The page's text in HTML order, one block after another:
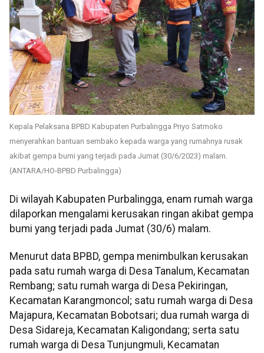
Kepala Pelaksana BPBD Kabupaten Purbalingga Priyo Satmoko
menyerahkan bantuan sembako kepada warga yang rumahnya rusak
akibat gempa bumi yang terjadi pada Jumat (30/6/2023) malam.
(ANTARA/HO-BPBD Purbalingga)
Di wilayah Kabupaten Purbalingga, enam rumah warga
dilaporkan mengalami kerusakan ringan akibat gempa
bumi yang terjadi pada Jumat (30/6) malam.
Menurut data BPBD, gempa menimbulkan kerusakan
pada satu rumah warga di Desa Tanalum, Kecamatan
Rembang; satu rumah warga di Desa Pekiringan,
Kecamatan Karangmoncol; satu rumah warga di Desa
Majapura, Kecamatan Bobotsari; dua rumah warga di
Desa Sidareja, Kecamatan Kaligondang; serta satu
rumah warga di Desa Tunjungmuli, Kecamatan